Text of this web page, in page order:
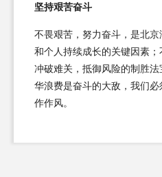
坚持艰苦奋斗
不畏艰苦，努力奋斗，是北
和个人持续成长的关键因素
冲破难关，抵御风险的制胜
华浪费是奋斗的大敌，我们
作作风。